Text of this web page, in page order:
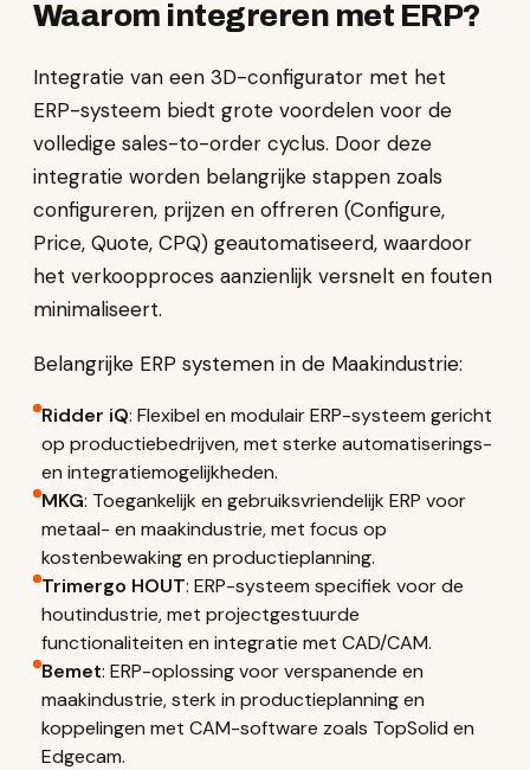
Waarom integreren met ERP?
Integratie van een 3D-configurator met het
ERP-systeem biedt grote voordelen voor de
volledige sales-to-order cyclus. Door deze
integratie worden belangrijke stappen zoals
configureren, prijzen en offreren (Configure,
Price, Quote, CPQ) geautomatiseerd, waardoor
het verkoopproces aanzienlijk versnelt en fouten
minimaliseert.
Belangrijke ERP systemen in de Maakindustrie:
Ridder iQ: Flexibel en modulair ERP-systeem gericht
op productiebedrijven, met sterke automatiserings-
en integratiemogelijkheden.
MKG: Toegankelijk en gebruiksvriendelijk ERP voor
metaal- en maakindustrie, met focus op
kostenbewaking en productieplanning.
Trimergo HOUT: ERP-systeem specifiek voor de
houtindustrie, met projectgestuurde
functionaliteiten en integratie met CAD/CAM.
Bemet: ERP-oplossing voor verspanende en
maakindustrie, sterk in productieplanning en
koppelingen met CAM-software zoals TopSolid en
Edgecam.